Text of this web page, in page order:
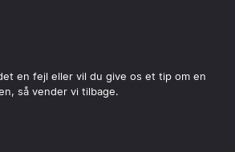
en fejl eller vil du give os et tip om en
så vender vi tilbage.